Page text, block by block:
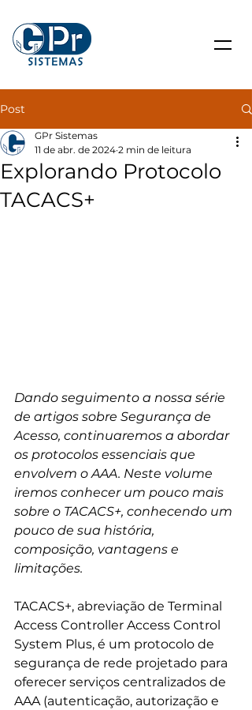
Post
Explorando Protocolo
TACACS+
GPr Sistemas
11 de abr. de 2024 2 min de leitura
Dando seguimento a nossa série
de artigos sobre Segurança de
Acesso, continuaremos a abordar
os protocolos essenciais que
envolvem o AAA. Neste volume
iremos conhecer um pouco mais
sobre o TACACS+, conhecendo um
pouco de sua história,
composição, vantagens e
limitações.
TACACS+, abreviação de Terminal
Access Controller Access Control
System Plus, é um protocolo de
segurança de rede projetado para
oferecer serviços centralizados de
AAA (autenticação, autorização e